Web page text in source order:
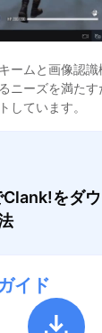
ームと画像認
ニーズを満た
しています。
をダ
イド